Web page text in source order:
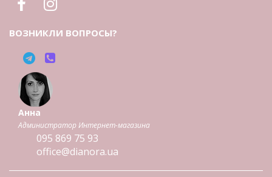
ВОЗНИКЛИ ВОПРОСЫ?
Анна
Администратор Интернет-магазина
095 869 75 93
office@dianora.ua